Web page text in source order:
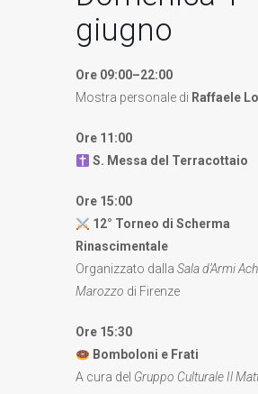
giugno
Ore 09:00–22:00
Mostra personale di Raffaele
Ore 11:00
S. Messa del Terracottaio
Ore 15:00
12° Torneo di Scherma
Rinascimentale
Organizzato dalla Sala d’Armi
Marozzo di Firenze
Ore 15:30
Bomboloni e Frati
A cura del Gruppo Culturale Il